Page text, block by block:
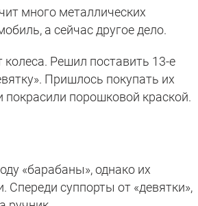
много металлических
а сейчас другое дело.
Решил поставить 13-е
Пришлось покупать их
покрасили порошковой краской.
«барабаны», однако их
Спереди суппорты от «девятки»,